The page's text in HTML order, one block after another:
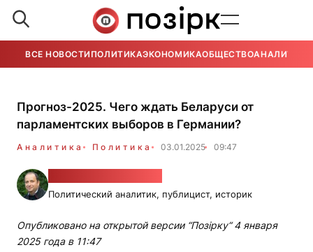
ВСЕ НОВОСТИ ПОЛИТИКАЭКОНОМИКАОБЩЕСТВОАНАЛИТИКА
Прогноз-2025. Чего ждать Беларуси от
парламентских выборов в Германии?
Аналитика Политика 03.01.2025 09:47
Политический аналитик, публицист, историк
Опубликовано на открытой версии “Позірку“ 4 января
2025 года в 11:47